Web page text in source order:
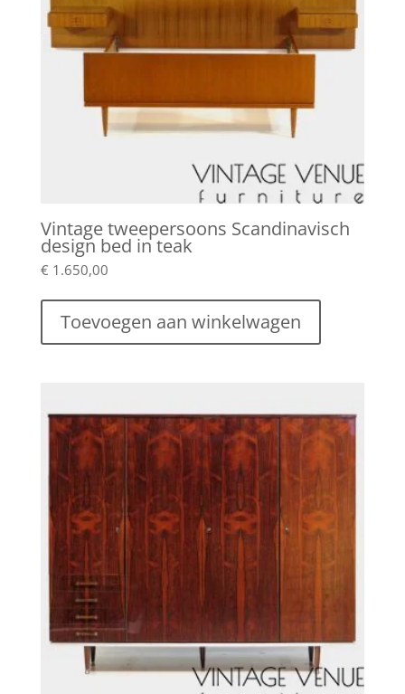
Vintage tweepersoons Scandinavisch
design bed in teak
€ 1.650,00
Toevoegen aan winkelwagen